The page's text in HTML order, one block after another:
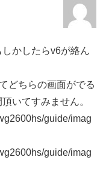
かしたらv6が絡ん
どちらの画面がでる
いてすみません。
guide/imag
guide/imag